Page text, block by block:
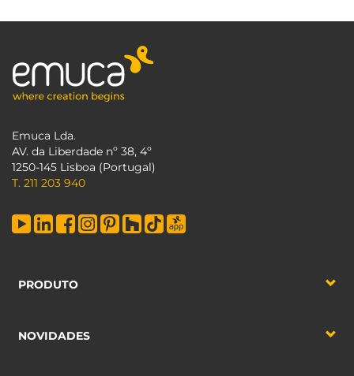
Emuca Lda.
AV. da Liberdade nº 38, 4º
1250-145 Lisboa (Portugal)
T. 211 203 940
PRODUTO
NOVIDADES